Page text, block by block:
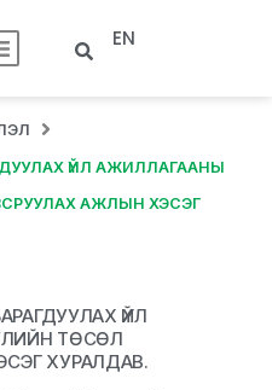
EN
ҮЙЛ АЖИЛЛАГААНЫ
АЖЛЫН ХЭСЭГ
ҮЙЛ
ТӨСӨЛ
ХУРАЛДАВ.